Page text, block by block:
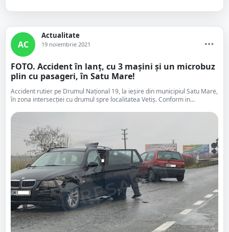
AC
Actualitate
19 noiembrie 2021
FOTO. Accident în lanț, cu 3 mașini și un microbuz
plin cu pasageri, în Satu Mare!
Accident rutier pe Drumul Național 19, la ieșire din municipiul Satu Mare,
în zona intersecției cu drumul spre localitatea Vetiș. Conform in...